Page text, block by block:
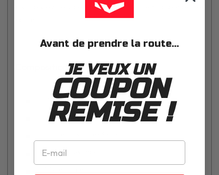
vous pouvez l'équiper de lumières de frein, disponibles en
Dimensions : 40x28x40
Capacité : 26 litres ou 1 casque intégral
Résistant aux impacts
Avant de prendre la route...
JE VEUX UN
COUPON
REMISE !